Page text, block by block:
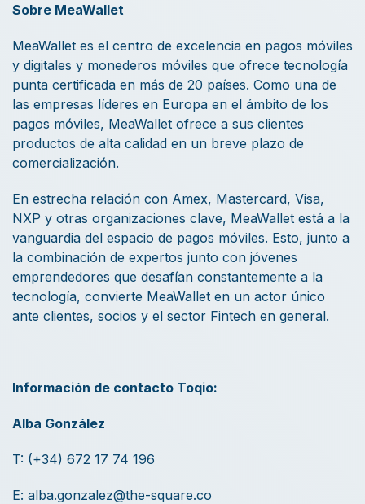
Sobre MeaWallet
MeaWallet es el centro de excelencia en pagos móviles
y digitales y monederos móviles que ofrece tecnología
punta certificada en más de 20 países. Como una de
las empresas líderes en Europa en el ámbito de los
pagos móviles, MeaWallet ofrece a sus clientes
productos de alta calidad en un breve plazo de
comercialización.
En estrecha relación con Amex, Mastercard, Visa,
NXP y otras organizaciones clave, MeaWallet está a la
vanguardia del espacio de pagos móviles. Esto, junto a
la combinación de expertos junto con jóvenes
emprendedores que desafían constantemente a la
tecnología, convierte MeaWallet en un actor único
ante clientes, socios y el sector Fintech en general.
Información de contacto Toqio:
Alba González
T: (+34) 672 17 74 196
E: alba.gonzalez@the-square.co